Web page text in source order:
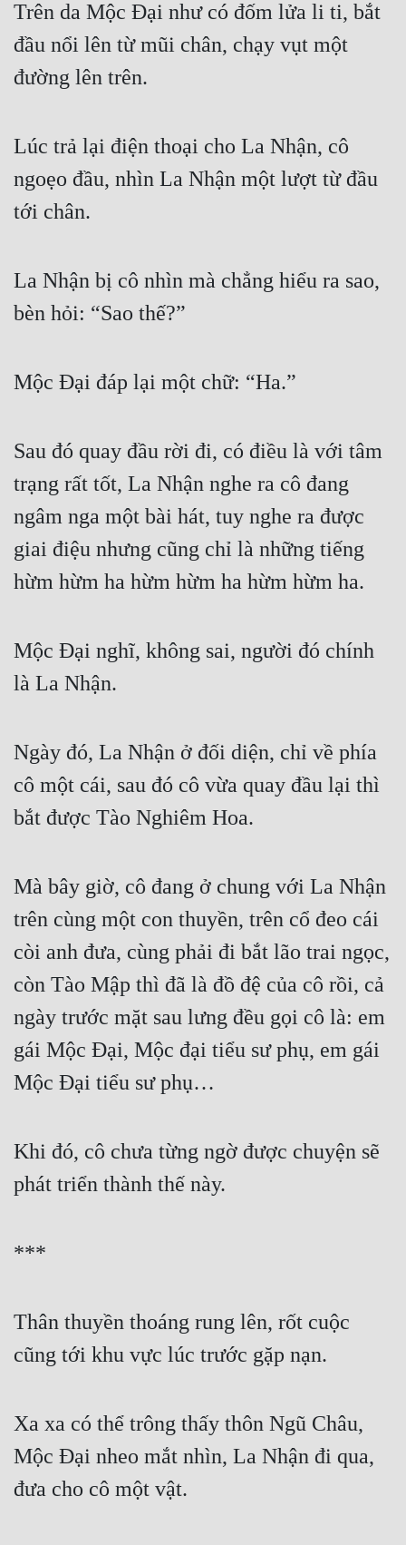
Trên da Mộc Đại như có đốm lửa li ti, bắt
đầu nổi lên từ mũi chân, chạy vụt một
đường lên trên.
Lúc trả lại điện thoại cho La Nhận, cô
ngoẹo đầu, nhìn La Nhận một lượt từ đầu
tới chân.
La Nhận bị cô nhìn mà chẳng hiểu ra sao,
bèn hỏi: “Sao thế?”
Mộc Đại đáp lại một chữ: “Ha.”
Sau đó quay đầu rời đi, có điều là với tâm
trạng rất tốt, La Nhận nghe ra cô đang
ngâm nga một bài hát, tuy nghe ra được
giai điệu nhưng cũng chỉ là những tiếng
hừm hừm ha hừm hừm ha hừm hừm ha.
Mộc Đại nghĩ, không sai, người đó chính
là La Nhận.
Ngày đó, La Nhận ở đối diện, chỉ về phía
cô một cái, sau đó cô vừa quay đầu lại thì
bắt được Tào Nghiêm Hoa.
Mà bây giờ, cô đang ở chung với La Nhận
trên cùng một con thuyền, trên cổ đeo cái
còi anh đưa, cùng phải đi bắt lão trai ngọc,
còn Tào Mập thì đã là đồ đệ của cô rồi, cả
ngày trước mặt sau lưng đều gọi cô là: em
gái Mộc Đại, Mộc đại tiểu sư phụ, em gái
Mộc Đại tiểu sư phụ…
Khi đó, cô chưa từng ngờ được chuyện sẽ
phát triển thành thế này.
***
Thân thuyền thoáng rung lên, rốt cuộc
cũng tới khu vực lúc trước gặp nạn.
Xa xa có thể trông thấy thôn Ngũ Châu,
Mộc Đại nheo mắt nhìn, La Nhận đi qua,
đưa cho cô một vật.